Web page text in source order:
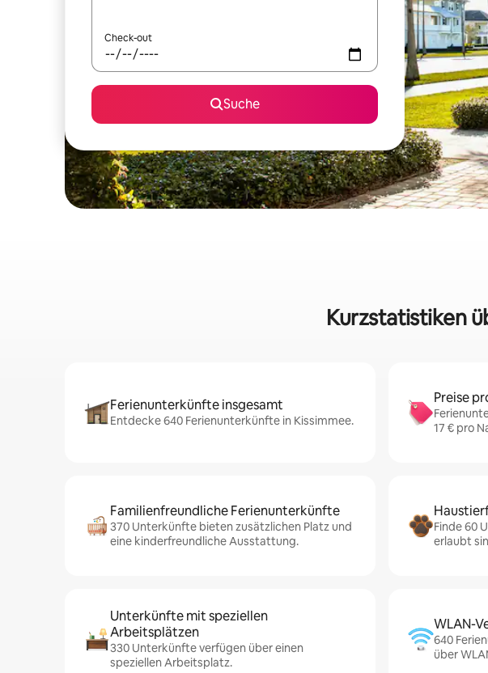
Check-out
Suche
Kurzstatistiken
Ferienunterkünfte insgesamt
Entdecke 640 Ferienunterkünfte in Kissimmee.
Preise
17 € pro
Familienfreundliche Ferienunterkünfte
370 Unterkünfte bieten zusätzlichen Platz und
eine kinderfreundliche Ausstattung.
Finde 60
erlaubt
Unterkünfte mit speziellen
Arbeitsplätzen
330 Unterkünfte verfügen über einen
speziellen Arbeitsplatz.
WLAN-
640
über